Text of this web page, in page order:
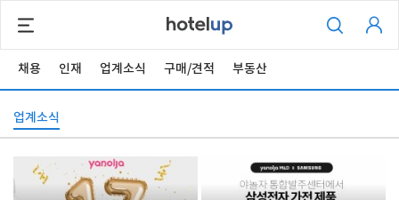
채용 인재 업계소식 구매/견적 부동산
업계소식